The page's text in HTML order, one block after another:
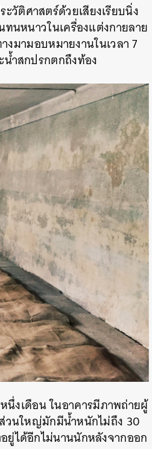
วัติศาสตร์ด้วยเสียงเรียบนิ่ง
นหนาวในเครื่องแต่งกายลาย
งมามอบหมายงานในเวลา 7
ำสกปรกตกถึงท้อง
งเดือน ในอาคารมีภาพถ่ายผู้
วนใหญ่มักมีน้ำหนักไม่ถึง 30
ยู่ได้อีกไม่นานนักหลังจากออก